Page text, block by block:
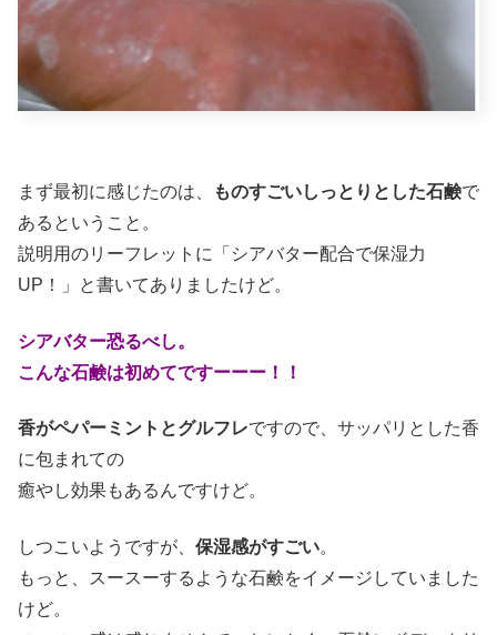
まず最初に感じたのは、 ものすごいしっとりとした石鹸で
あるということ。
説明用のリーフレットに「シアバター配合で保湿力
UP！」と書いてありましたけど。
シアバター恐るべし。
こんな石鹸は初めてですーーー！！
香がペパーミントとグルフレですので、サッパリとした香
に包まれての
癒やし効果もあるんですけど。
しつこいようですが、 保湿感がすごい。
もっと、スースーするような石鹸をイメージしていました
けど。